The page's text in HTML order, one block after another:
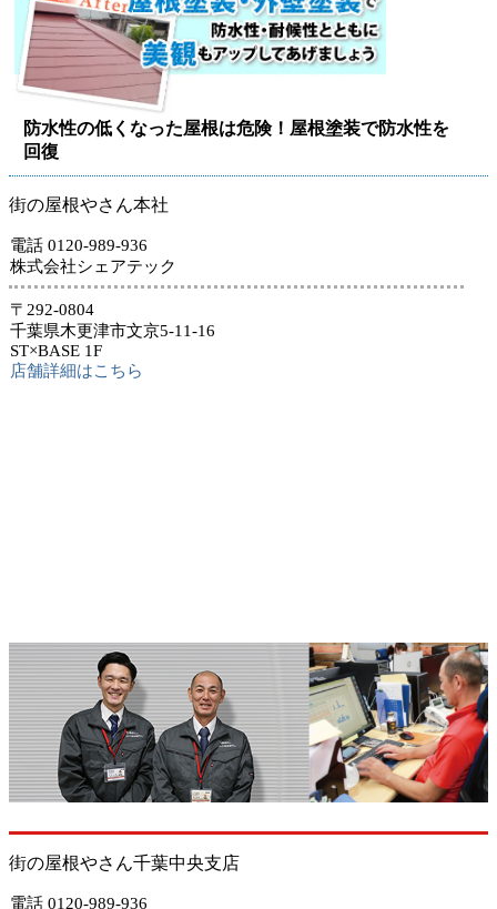
防水性の低くなった屋根は危険！屋根塗装で防水性を
回復
街の屋根やさん本社
電話 0120-989-936
株式会社シェアテック
〒292-0804
千葉県木更津市文京5-11-16
ST×BASE 1F
店舗詳細はこちら
街の屋根やさん千葉中央支店
電話 0120-989-936